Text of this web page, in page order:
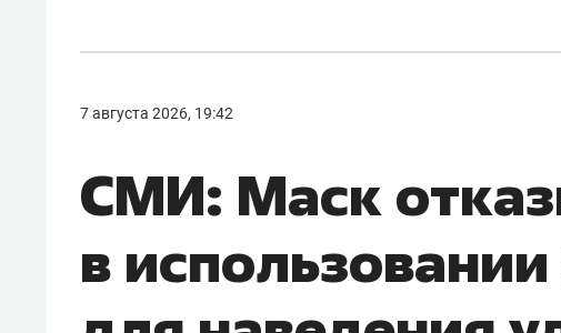
7 августа 2026, 19:42
СМИ: Маск
в